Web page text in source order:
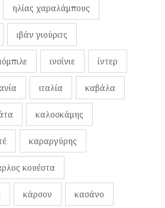
ηλίας χαραλάμπους
ιβάν γιούριτς
ινσίνιε ίντερ
ιταλία καβάλα
καλοσκάμης
καραργύρης
κουέστα
κάρσον κασάνο